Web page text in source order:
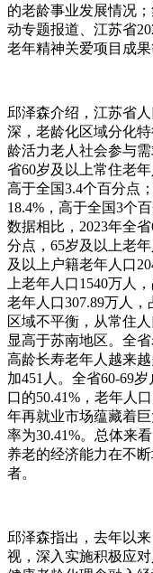
的老龄事业发展情况
动专题报道、江苏省
老年精神关爱项目成果
邱泽森介绍，江苏省
深，老龄化区域分化
龄活力老人社会参与
省60岁及以上常住老年
高于全国3.4个百分点
18.4%，高于全国3个
数据相比，2023年全
分点，65岁及以上老
及以上户籍老年人口
上老年人口1540万人
老年人口307.89万人
区域不平衡，从常住
显高于苏南地区。全
高龄长寿老年人越来
加451人。全省60-69
口的50.41%，老年人
年再就业市场蕴藏着
率为30.41%。总体来
养老的经济能力在不
者。
邱泽森指出，去年以
视，深入实施积极应